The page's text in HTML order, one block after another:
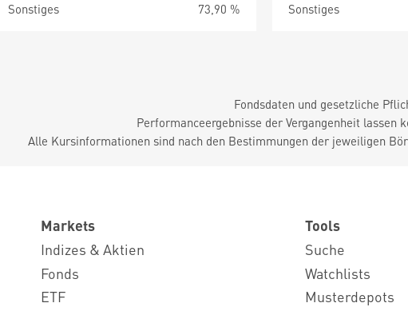
Sonstiges
73,90 %
Sonstiges
Fondsdaten und gesetzliche
Performanceergebnisse der Vergangenheit lassen
Alle Kursinformationen sind nach den Bestimmungen der jeweiligen
Markets
Indizes & Aktien
Fonds
ETF
Tools
Suche
Watchlists
Musterdepots